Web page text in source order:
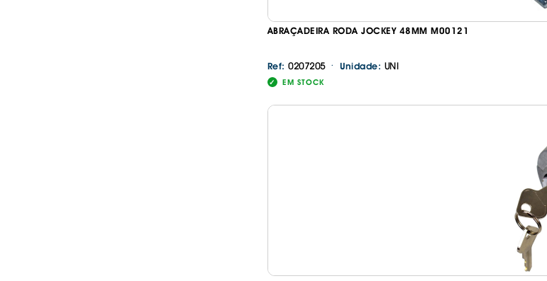
ABRAÇADEIRA RODA JOCKEY 48MM M00121
Ref: 0207205 · Unidade: UNI
EM STOCK